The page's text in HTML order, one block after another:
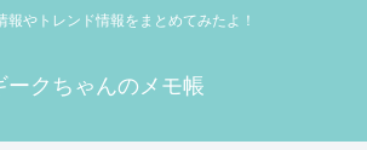
報やトレンド情報をまとめてみたよ！
ークちゃんのメモ帳